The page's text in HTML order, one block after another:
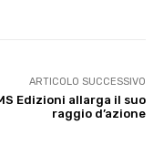
ARTICOLO SUCCESSIVO
Edizioni allarga il suo
raggio d’azione